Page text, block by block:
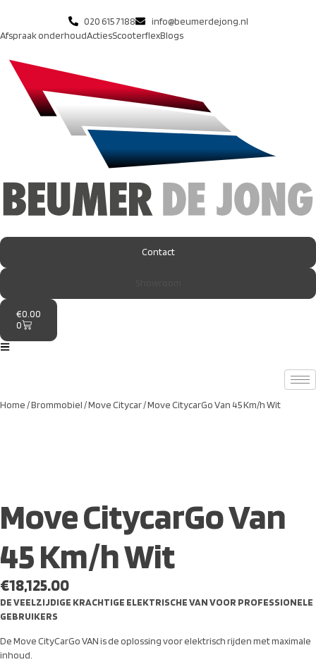
020 615 7188
info@beumerdejong.nl
Afspraak onderhoudActiesScooterflexBlogs
Contact
€0.00
0
Home/Brommobiel/Move Citycar/ Move CitycarGo Van 45 Km/h Wit
Move CitycarGo Van
45 Km/h Wit
€18,125.00
DE VEELZIJDIGE KRACHTIGE ELEKTRISCHE VAN VOOR PROFESSIONELE
GEBRUIKERS
De Move CityCarGo VAN is de oplossing voor elektrisch rijden met maximale
inhoud.